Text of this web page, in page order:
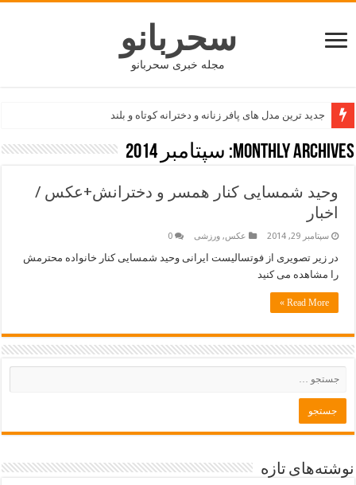
سحربانو
مجله خبری سحربانو
جدید ترین مدل های پافر زنانه و دخترانه کوتاه و بلند
Monthly Archives: سپتامبر 2014
وحید شمسایی کنار همسر و دخترانش+عکس /
اخبار
سپتامبر 29, 2014 عکس,ورزشی 0
در زیر تصویری از فوتسالیست ایرانی وحید شمسایی کنار خانواده محترمش
را مشاهده می کنید
Read More »
نوشته‌های تازه